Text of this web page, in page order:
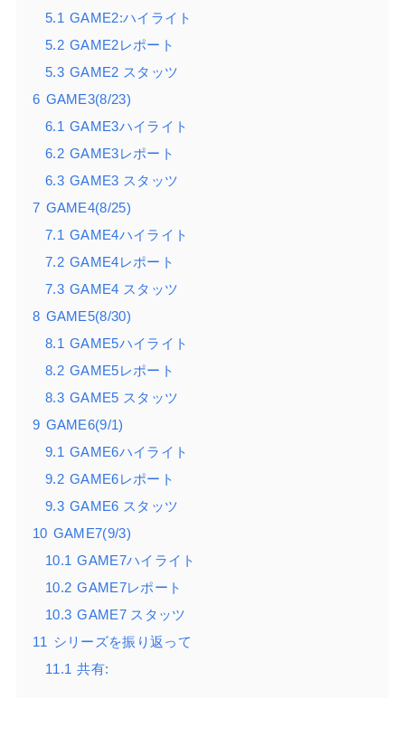
5.1 GAME2:ハイライト
5.2 GAME2レポート
5.3 GAME2 スタッツ
6 GAME3(8/23)
6.1 GAME3ハイライト
6.2 GAME3レポート
6.3 GAME3 スタッツ
7 GAME4(8/25)
7.1 GAME4ハイライト
7.2 GAME4レポート
7.3 GAME4 スタッツ
8 GAME5(8/30)
8.1 GAME5ハイライト
8.2 GAME5レポート
8.3 GAME5 スタッツ
9 GAME6(9/1)
9.1 GAME6ハイライト
9.2 GAME6レポート
9.3 GAME6 スタッツ
10 GAME7(9/3)
10.1 GAME7ハイライト
10.2 GAME7レポート
10.3 GAME7 スタッツ
11 シリーズを振り返って
11.1 共有: